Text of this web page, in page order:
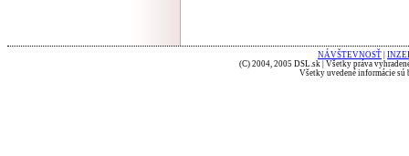
NÁVŠTEVNOSŤ
(C) 2004, 2005 DSL.sk | Všetky práva
Všetky uvedené informácie sú